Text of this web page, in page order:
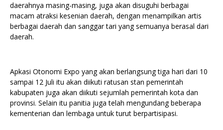
daerahnya masing-masing, juga akan disuguhi berbagai
macam atraksi kesenian daerah, dengan menampilkan artis
berbagai daerah dan sanggar tari yang semuanya berasal dari
daerah.
Apkasi Otonomi Expo yang akan berlangsung tiga hari dari 10
sampai 12 Juli itu akan diikuti ratusan stan pemerintah
kabupaten juga akan diikuti sejumlah pemerintah kota dan
provinsi. Selain itu panitia juga telah mengundang beberapa
kementerian dan lembaga untuk turut berpartisipasi.